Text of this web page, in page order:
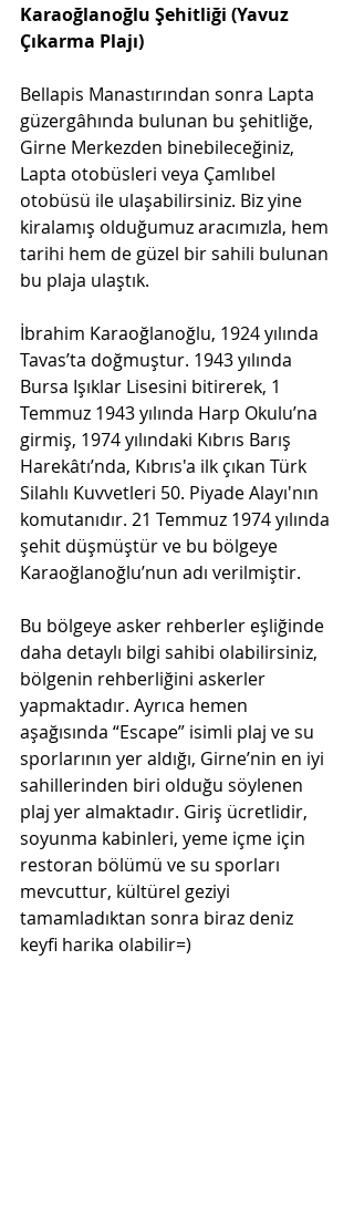
Karaoğlanoğlu Şehitliği (Yavuz
Çıkarma Plajı)
Bellapis Manastırından sonra Lapta
güzergâhında bulunan bu şehitliğe,
Girne Merkezden binebileceğiniz,
Lapta otobüsleri veya Çamlıbel
otobüsü ile ulaşabilirsiniz. Biz yine
kiralamış olduğumuz aracımızla, hem
tarihi hem de güzel bir sahili bulunan
bu plaja ulaştık.
İbrahim Karaoğlanoğlu, 1924 yılında
Tavas’ta doğmuştur. 1943 yılında
Bursa Işıklar Lisesini bitirerek, 1
Temmuz 1943 yılında Harp Okulu’na
girmiş, 1974 yılındaki Kıbrıs Barış
Harekâtı’nda, Kıbrıs'a ilk çıkan Türk
Silahlı Kuvvetleri 50. Piyade Alayı'nın
komutanıdır. 21 Temmuz 1974 yılında
şehit düşmüştür ve bu bölgeye
Karaoğlanoğlu’nun adı verilmiştir.
Bu bölgeye asker rehberler eşliğinde
daha detaylı bilgi sahibi olabilirsiniz,
bölgenin rehberliğini askerler
yapmaktadır. Ayrıca hemen
aşağısında “Escape” isimli plaj ve su
sporlarının yer aldığı, Girne’nin en iyi
sahillerinden biri olduğu söylenen
plaj yer almaktadır. Giriş ücretlidir,
soyunma kabinleri, yeme içme için
restoran bölümü ve su sporları
mevcuttur, kültürel geziyi
tamamladıktan sonra biraz deniz
keyfi harika olabilir=)